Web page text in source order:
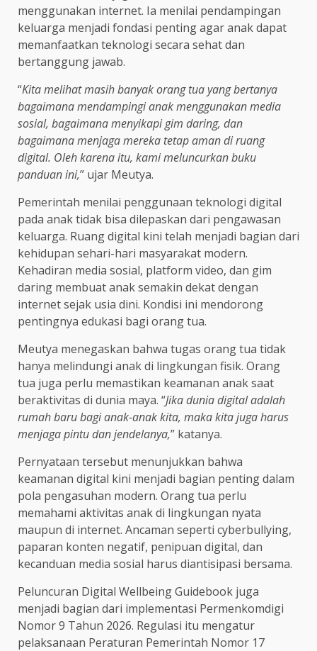
menggunakan internet. Ia menilai pendampingan
keluarga menjadi fondasi penting agar anak dapat
memanfaatkan teknologi secara sehat dan
bertanggung jawab.
“Kita melihat masih banyak orang tua yang bertanya
bagaimana mendampingi anak menggunakan media
sosial, bagaimana menyikapi gim daring, dan
bagaimana menjaga mereka tetap aman di ruang
digital. Oleh karena itu, kami meluncurkan buku
panduan ini,” ujar Meutya.
Pemerintah menilai penggunaan teknologi digital
pada anak tidak bisa dilepaskan dari pengawasan
keluarga. Ruang digital kini telah menjadi bagian dari
kehidupan sehari-hari masyarakat modern.
Kehadiran media sosial, platform video, dan gim
daring membuat anak semakin dekat dengan
internet sejak usia dini. Kondisi ini mendorong
pentingnya edukasi bagi orang tua.
Meutya menegaskan bahwa tugas orang tua tidak
hanya melindungi anak di lingkungan fisik. Orang
tua juga perlu memastikan keamanan anak saat
beraktivitas di dunia maya. “Jika dunia digital adalah
rumah baru bagi anak-anak kita, maka kita juga harus
menjaga pintu dan jendelanya,” katanya.
Pernyataan tersebut menunjukkan bahwa
keamanan digital kini menjadi bagian penting dalam
pola pengasuhan modern. Orang tua perlu
memahami aktivitas anak di lingkungan nyata
maupun di internet. Ancaman seperti cyberbullying,
paparan konten negatif, penipuan digital, dan
kecanduan media sosial harus diantisipasi bersama.
Peluncuran Digital Wellbeing Guidebook juga
menjadi bagian dari implementasi Permenkomdigi
Nomor 9 Tahun 2026. Regulasi itu mengatur
pelaksanaan Peraturan Pemerintah Nomor 17